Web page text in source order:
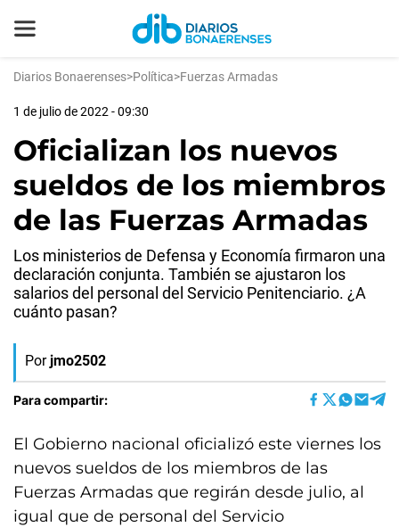
Diarios Bonaerenses>Política>Fuerzas Armadas
1 de julio de 2022 - 09:30
Oficializan los nuevos
sueldos de los miembros
de las Fuerzas Armadas
Los ministerios de Defensa y Economía firmaron una
declaración conjunta. También se ajustaron los
salarios del personal del Servicio Penitenciario. ¿A
cuánto pasan?
Por jmo2502
Para compartir:
El Gobierno nacional oficializó este viernes los
nuevos sueldos de los miembros de las
Fuerzas Armadas que regirán desde julio, al
igual que de personal del Servicio